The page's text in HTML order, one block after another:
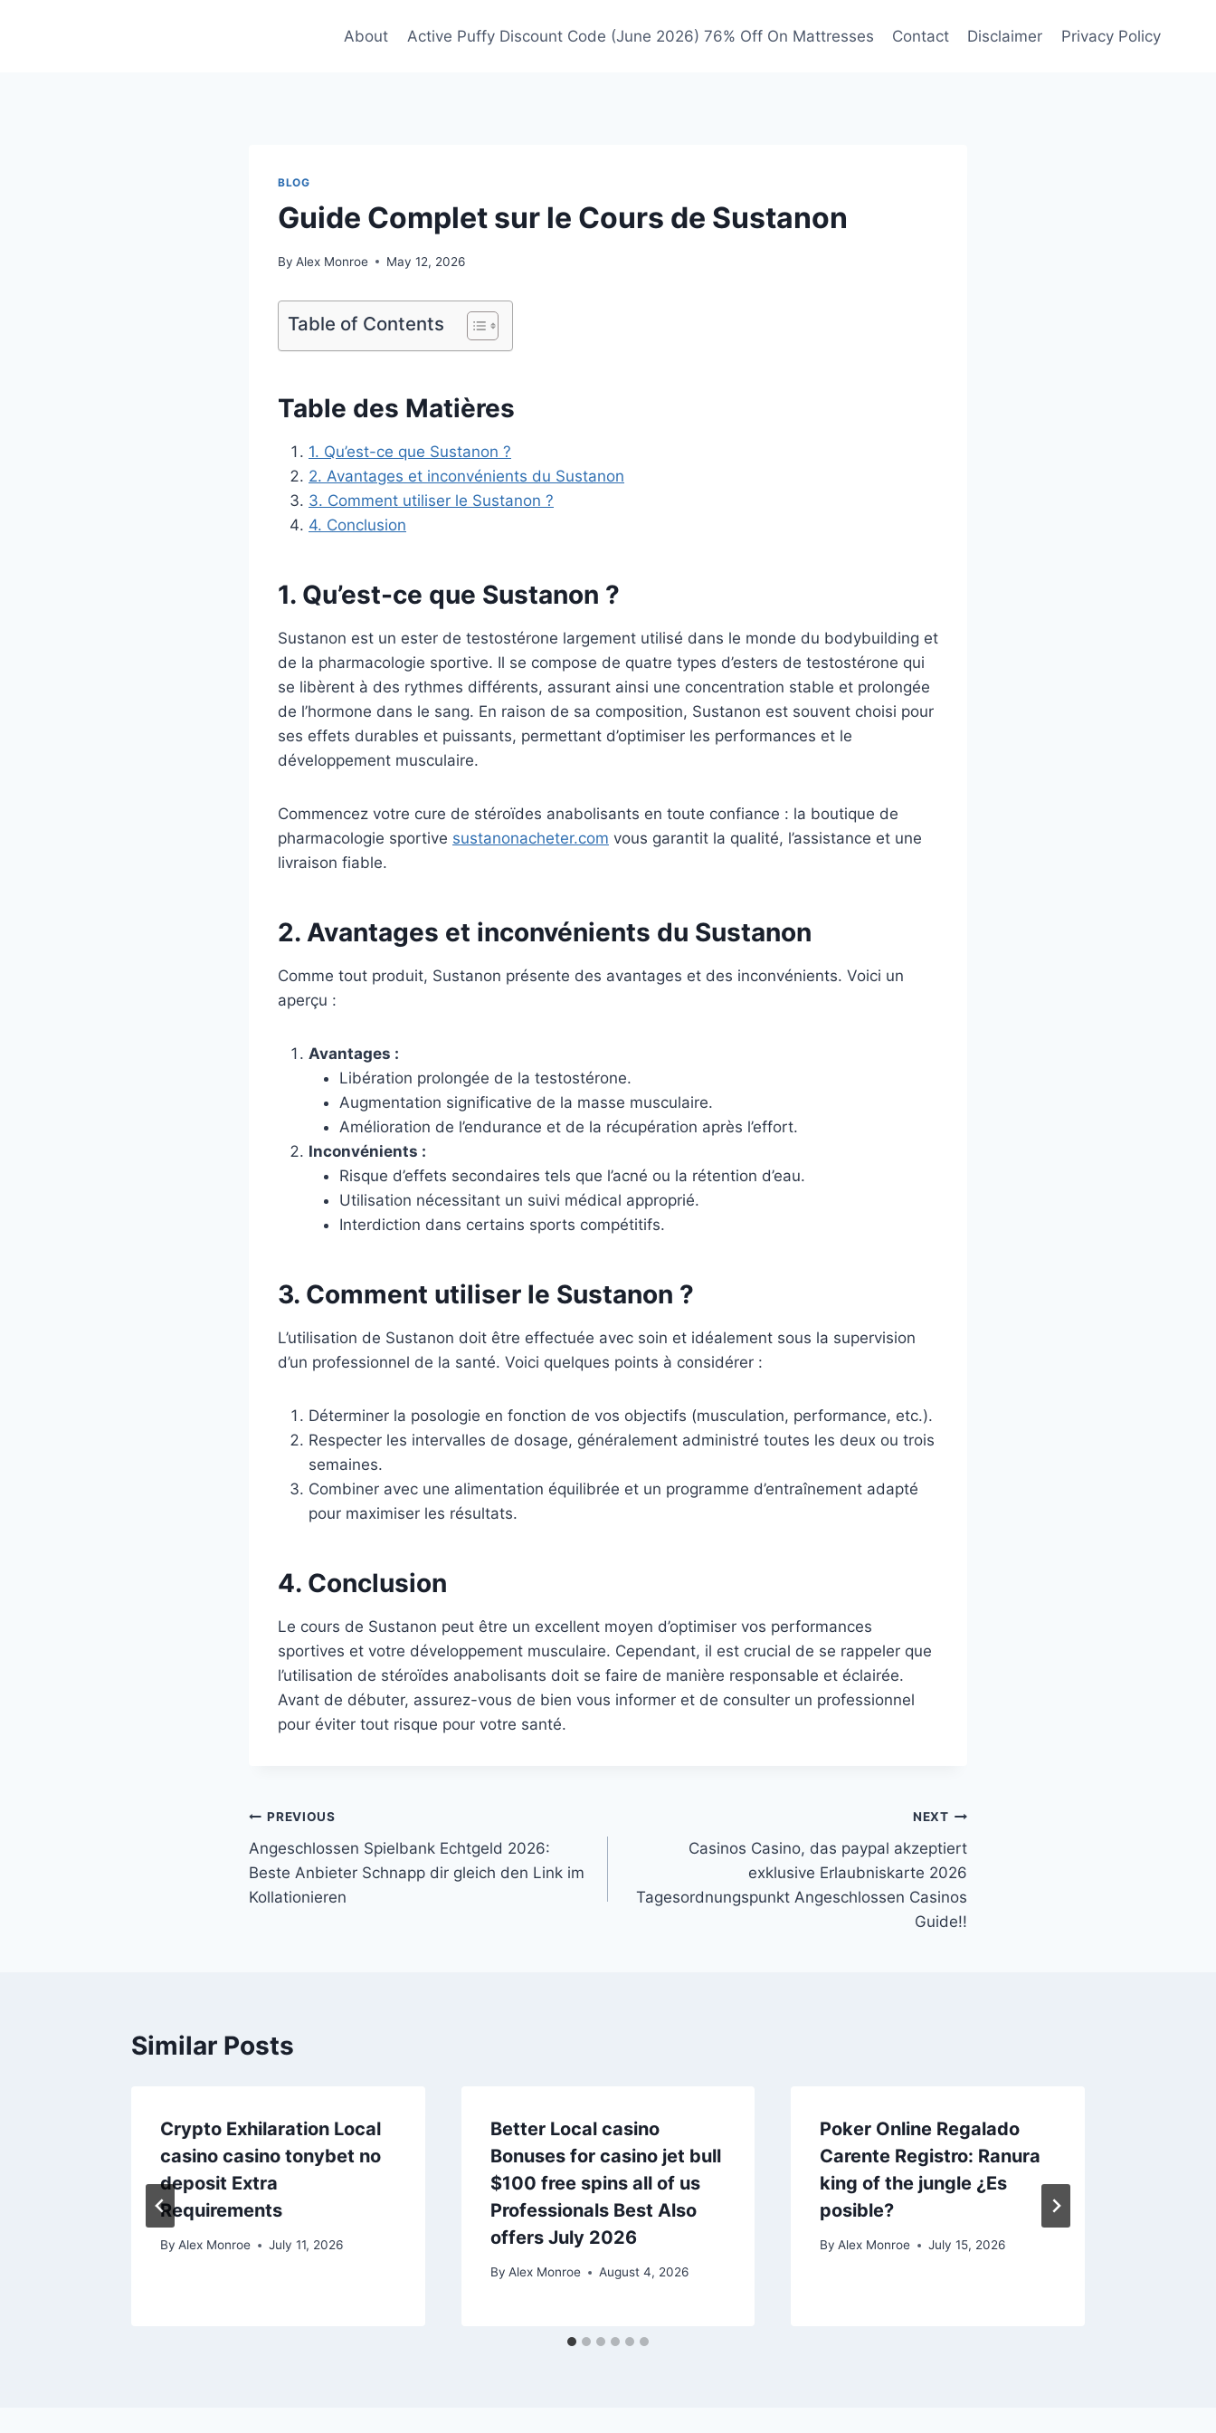
About Active Puffy Discount Code (June 2026) 76% Off On Mattresses Contact Disclaimer Privacy Policy
BLOG
Guide Complet sur le Cours de Sustanon
By Alex Monroe May 12, 2026
Table of Contents
Table des Matières
1. Qu’est-ce que Sustanon ?
2. Avantages et inconvénients du Sustanon
3. Comment utiliser le Sustanon ?
4. Conclusion
1. Qu’est-ce que Sustanon ?
Sustanon est un ester de testostérone largement utilisé dans le monde du bodybuilding et
de la pharmacologie sportive. Il se compose de quatre types d’esters de testostérone qui
se libèrent à des rythmes différents, assurant ainsi une concentration stable et prolongée
de l’hormone dans le sang. En raison de sa composition, Sustanon est souvent choisi pour
ses effets durables et puissants, permettant d’optimiser les performances et le
développement musculaire.
Commencez votre cure de stéroïdes anabolisants en toute confiance : la boutique de
pharmacologie sportive sustanonacheter.com vous garantit la qualité, l’assistance et une
livraison fiable.
2. Avantages et inconvénients du Sustanon
Comme tout produit, Sustanon présente des avantages et des inconvénients. Voici un
aperçu :
Avantages :
Libération prolongée de la testostérone.
Augmentation significative de la masse musculaire.
Amélioration de l’endurance et de la récupération après l’effort.
Inconvénients :
Risque d’effets secondaires tels que l’acné ou la rétention d’eau.
Utilisation nécessitant un suivi médical approprié.
Interdiction dans certains sports compétitifs.
3. Comment utiliser le Sustanon ?
L’utilisation de Sustanon doit être effectuée avec soin et idéalement sous la supervision
d’un professionnel de la santé. Voici quelques points à considérer :
Déterminer la posologie en fonction de vos objectifs (musculation, performance, etc.).
Respecter les intervalles de dosage, généralement administré toutes les deux ou trois
semaines.
Combiner avec une alimentation équilibrée et un programme d’entraînement adapté
pour maximiser les résultats.
4. Conclusion
Le cours de Sustanon peut être un excellent moyen d’optimiser vos performances
sportives et votre développement musculaire. Cependant, il est crucial de se rappeler que
l’utilisation de stéroïdes anabolisants doit se faire de manière responsable et éclairée.
Avant de débuter, assurez-vous de bien vous informer et de consulter un professionnel
pour éviter tout risque pour votre santé.
Post
navigation
PREVIOUS
Angeschlossen Spielbank Echtgeld 2026:
Beste Anbieter Schnapp dir gleich den Link im
Kollationieren
NEXT
Casinos Casino, das paypal akzeptiert
exklusive Erlaubniskarte 2026
Tagesordnungspunkt Angeschlossen Casinos
Guide!!
Similar Posts
Crypto Exhilaration Local
casino casino tonybet no
deposit Extra
Requirements
By Alex Monroe July 11, 2026
Better Local casino
Bonuses for casino jet bull
$100 free spins all of us
Professionals Best Also
offers July 2026
By Alex Monroe August 4, 2026
Poker Online Regalado
Carente Registro: Ranura
king of the jungle ¿Es
posible?
By Alex Monroe July 15, 2026